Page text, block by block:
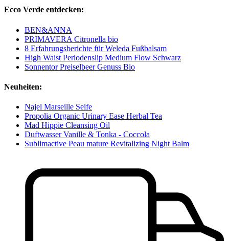
Ecco Verde entdecken:
BEN&ANNA
PRIMAVERA Citronella bio
8 Erfahrungsberichte für Weleda Fußbalsam
High Waist Periodenslip Medium Flow Schwarz
Sonnentor Preiselbeer Genuss Bio
Neuheiten:
Najel Marseille Seife
Propolia Organic Urinary Ease Herbal Tea
Mad Hippie Cleansing Oil
Duftwasser Vanille & Tonka - Coccola
Sublimactive Peau mature Revitalizing Night Balm